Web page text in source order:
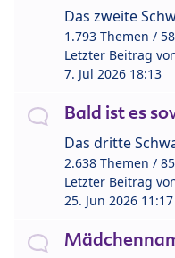
Das zweite
1.793 Themen /
Letzter Beitrag
7. Jul 2026 18:13
Bald ist es
Das dritte
2.638 Themen /
Letzter Beitrag
25. Jun 2026 11:17